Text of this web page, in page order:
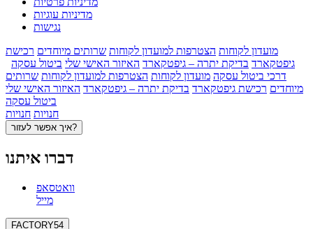
מדיניות עוגיות
נגישות
מועדון לקוחות הצטרפות למועדון לקוחות שרותים מיוחדים רכישת
גיפטקארד בדיקת יתרה – גיפטקארד האיזור האישי שלי ביטול עסקה
דרכי ביטול עסקה מועדון לקוחות הצטרפות למועדון לקוחות שרותים
מיוחדים רכישת גיפטקארד בדיקת יתרה – גיפטקארד האיזור האישי שלי
ביטול עסקה
חנויות חנויות
איך אפשר לעזור?
דברו איתנו
וואטסאפ
מייל
FACTORY54